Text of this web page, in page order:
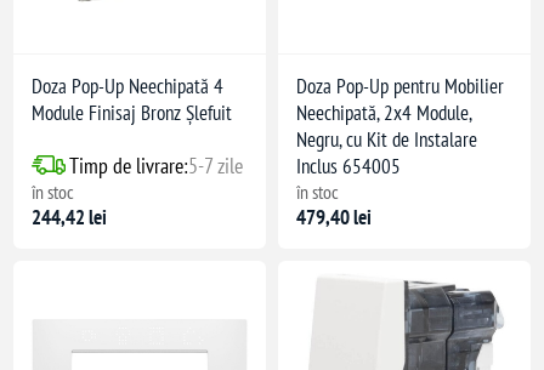
Doza Pop-Up Neechipată 4
Module Finisaj Bronz Șlefuit
Timp de livrare:5-7 zile
în stoc
244,42 lei
Doza Pop-Up pentru Mobilier
Neechipată, 2x4 Module,
Negru, cu Kit de Instalare
Inclus 654005
în stoc
479,40 lei